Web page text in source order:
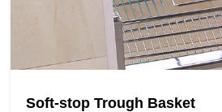
Soft-stop Trough Basket